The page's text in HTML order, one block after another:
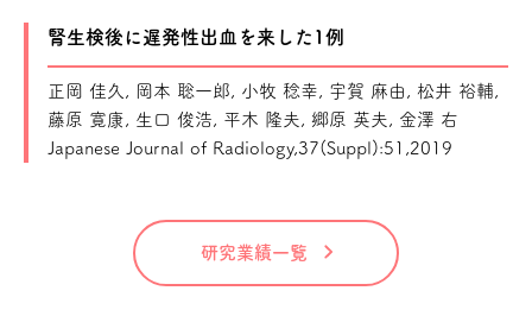
腎生検後に遅発性出血を来した1例
正岡 佳久, 岡本 聡一郎, 小牧 稔幸, 宇賀 麻由, 松井 裕輔,
藤原 寛康, 生口 俊浩, 平木 隆夫, 郷原 英夫, 金澤 右
Japanese Journal of Radiology,37(Suppl):51,2019
研究業績一覧